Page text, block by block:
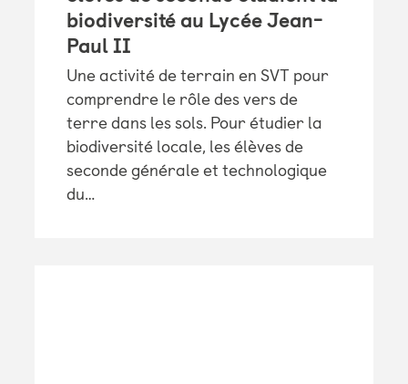
biodiversité au Lycée Jean-
Paul II
Une activité de terrain en SVT pour
comprendre le rôle des vers de
terre dans les sols. Pour étudier la
biodiversité locale, les élèves de
seconde générale et technologique
du…